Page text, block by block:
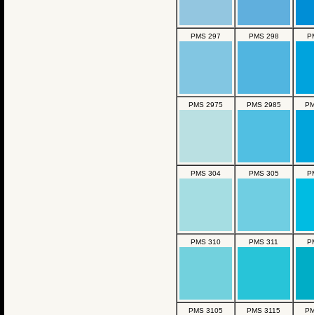
PMS 297 PMS 298
PMS 2975 PMS 2985
PMS 304 PMS 305
PMS 310 PMS 311
PMS 3105 PMS 3115